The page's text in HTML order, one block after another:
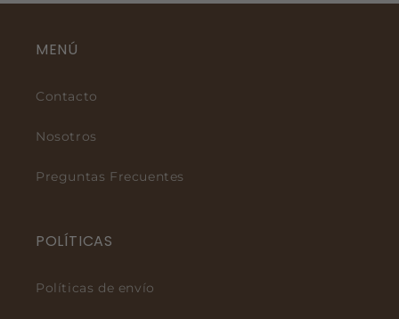
MENÚ
Contacto
Nosotros
Preguntas Frecuentes
POLÍTICAS
Políticas de envío